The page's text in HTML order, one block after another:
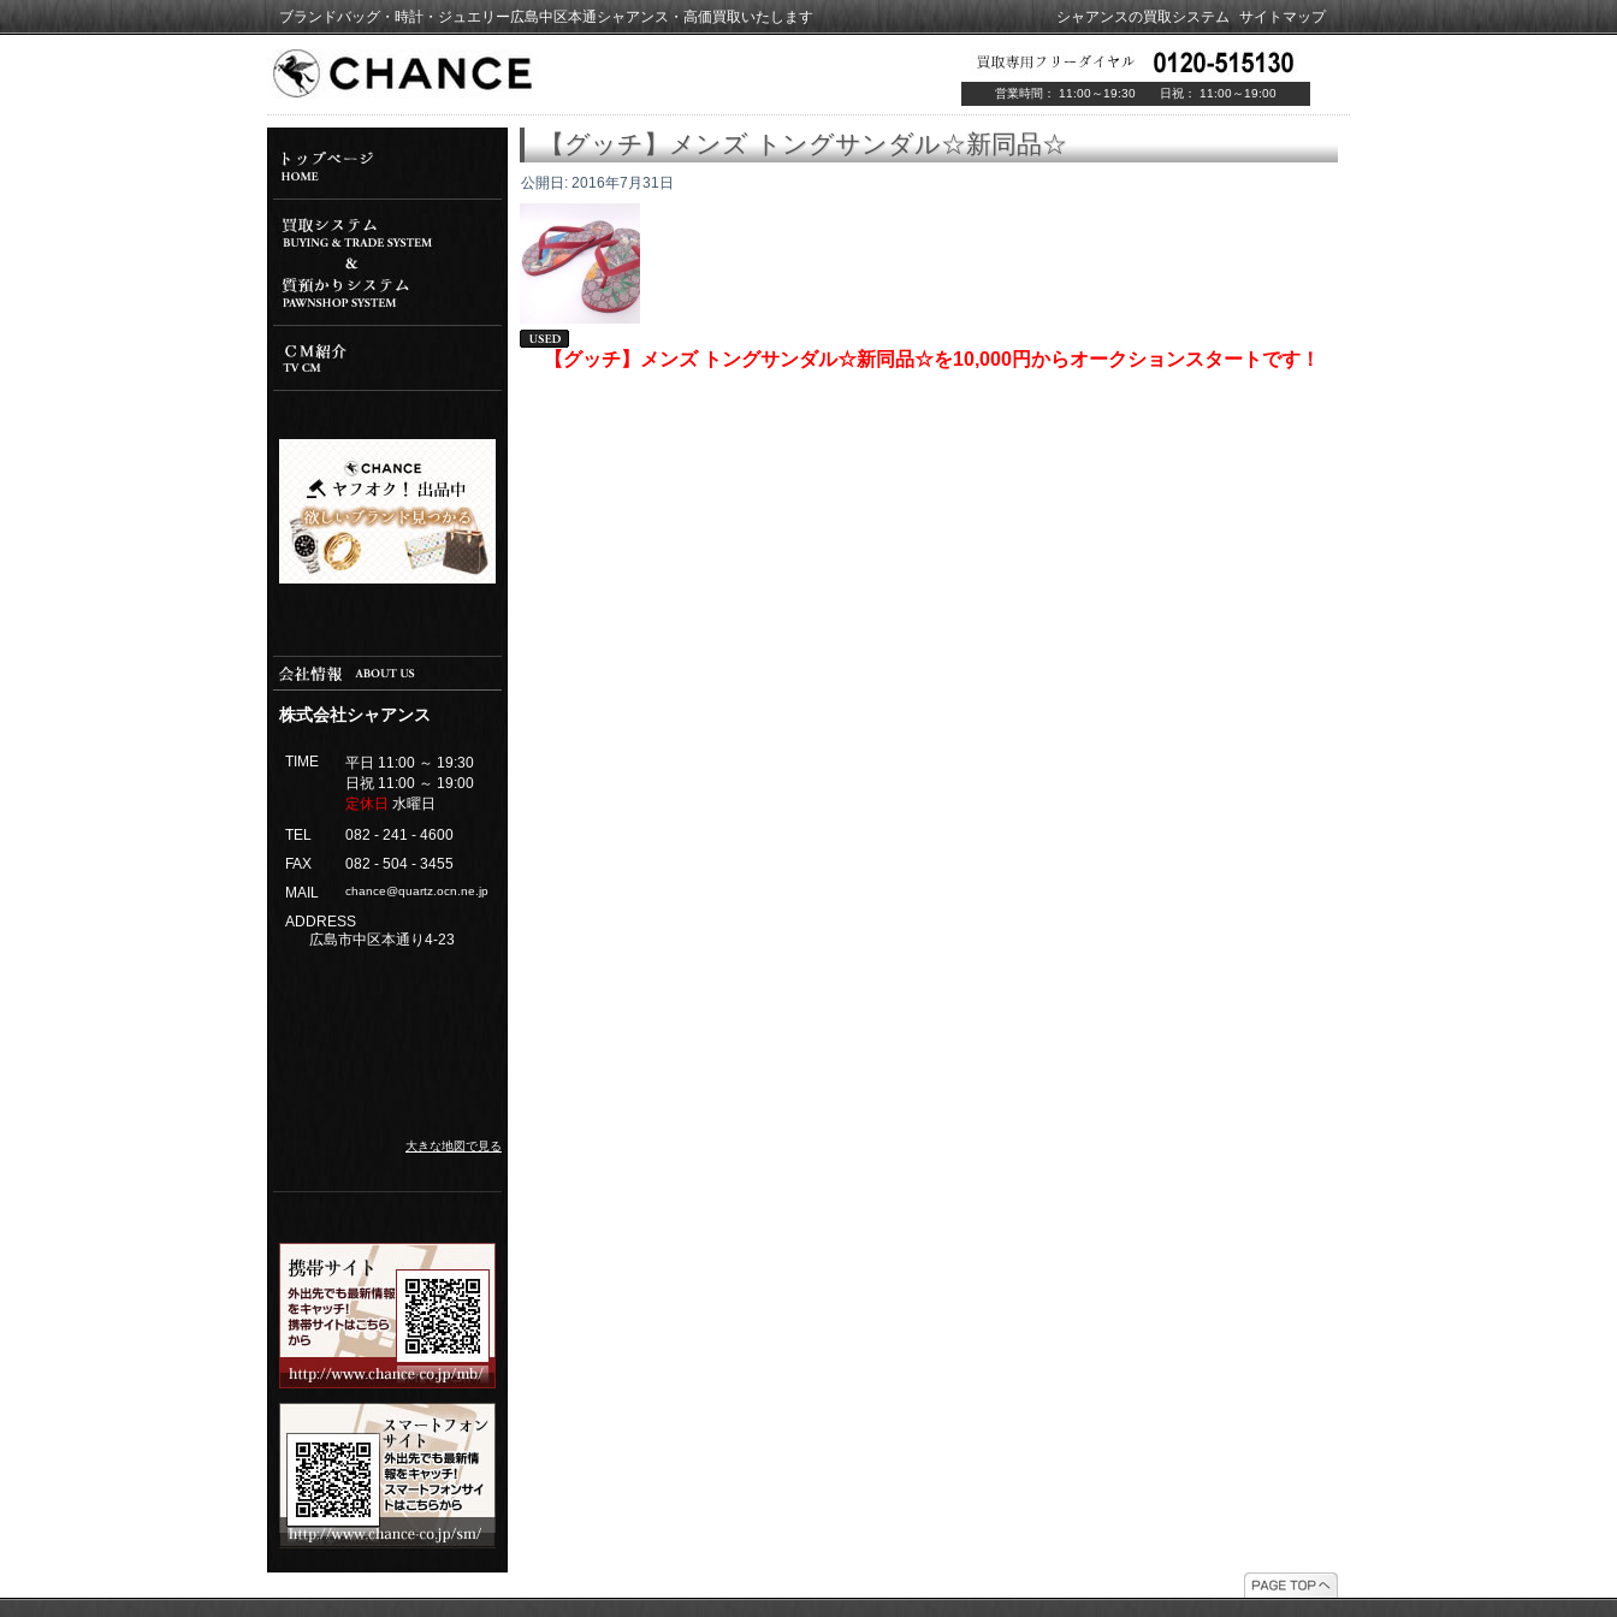
シャアンスの買取システム サイトマップ
ブランドバッグ・時計・ジュエリー広島中区本通シャアンス・高価買取いたします
営業時間： 11:00～19:30 日祝： 11:00～19:00
株式会社シャアンス
TIME
平日 11:00 ～ 19:30
日祝 11:00 ～ 19:00
定休日 水曜日
TEL
082 - 241 - 4600
FAX
082 - 504 - 3455
MAIL
chance@quartz.ocn.ne.jp
ADDRESS
広島市中区本通り4-23
大きな地図で見る
【グッチ】メンズ トングサンダル☆新同品☆
公開日: 2016年7月31日
【グッチ】メンズ トングサンダル☆新同品☆を10,000円からオークションスタートです！